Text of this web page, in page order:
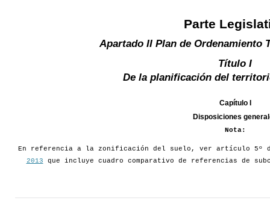
Parte
Apartado II Plan de Ordenamiento
Título I
De la planificación del
Capítulo I
Disposiciones
Nota:
En referencia a la zonificación del suelo, ver artículo 5º
2013 que incluye cuadro comparativo de referencias de